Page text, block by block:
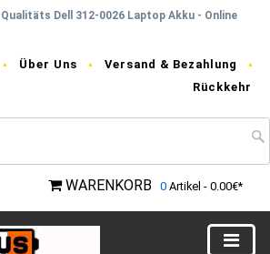
Dell 312-0026 Laptop Akku - Online
Über Uns
Versand & Bezahlung
Rückkehr
WARENKORB 0 Artikel - 0.00€*